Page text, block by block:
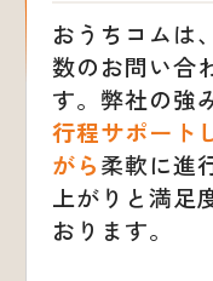
おうちコムは
数のお問い合
す。 弊社の強
行程サポート
がら柔軟に進
上がりと満足
おります。